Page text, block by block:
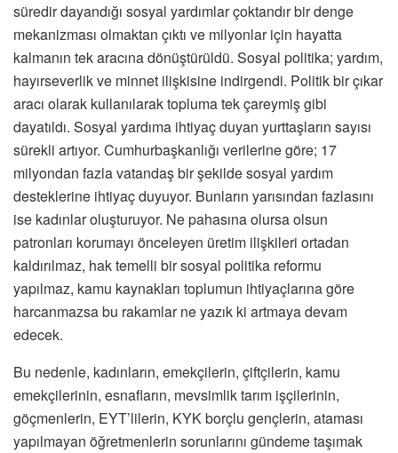
süredir dayandığı sosyal yardımlar çoktandır bir denge
mekanizması olmaktan çıktı ve milyonlar için hayatta
kalmanın tek aracına dönüştürüldü. Sosyal politika; yardım,
hayırseverlik ve minnet ilişkisine indirgendi. Politik bir çıkar
aracı olarak kullanılarak topluma tek çareymiş gibi
dayatıldı. Sosyal yardıma ihtiyaç duyan yurttaşların sayısı
sürekli artıyor. Cumhurbaşkanlığı verilerine göre; 17
milyondan fazla vatandaş bir şekilde sosyal yardım
desteklerine ihtiyaç duyuyor. Bunların yarısından fazlasını
ise kadınlar oluşturuyor. Ne pahasına olursa olsun
patronları korumayı önceleyen üretim ilişkileri ortadan
kaldırılmaz, hak temelli bir sosyal politika reformu
yapılmaz, kamu kaynakları toplumun ihtiyaçlarına göre
harcanmazsa bu rakamlar ne yazık ki artmaya devam
edecek.
Bu nedenle, kadınların, emekçilerin, çiftçilerin, kamu
emekçilerinin, esnafların, mevsimlik tarım işçilerinin,
göçmenlerin, EYT’lilerin, KYK borçlu gençlerin, ataması
yapılmayan öğretmenlerin sorunlarını gündeme taşımak